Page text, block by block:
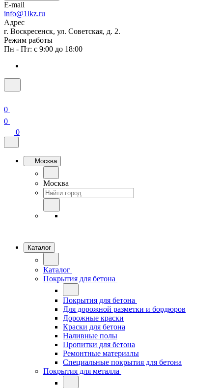
E-mail
info@1lkz.ru
Адрес
г. Воскресенск, ул. Советская, д. 2.
Режим работы
Пн - Пт: с 9:00 до 18:00
0
0
0
Москва
Москва
Каталог
Каталог
Покрытия для бетона
Покрытия для бетона
Для дорожной разметки и бордюров
Дорожные краски
Краски для бетона
Наливные полы
Пропитки для бетона
Ремонтные материалы
Специальные покрытия для бетона
Покрытия для металла